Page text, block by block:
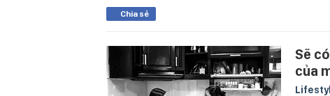
Chia sẻ
Sẽ
của